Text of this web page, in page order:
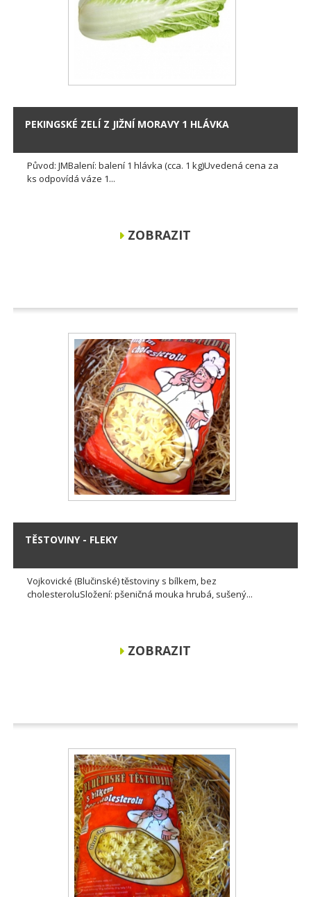
PEKINGSKÉ ZELÍ Z JIŽNÍ MORAVY 1 HLÁVKA
Původ: JMBalení: balení 1 hlávka (cca. 1 kg)Uvedená cena za
ks odpovídá váze 1...
ZOBRAZIT
TĚSTOVINY - FLEKY
Vojkovické (Blučinské) těstoviny s bílkem, bez
cholesteroluSložení: pšeničná mouka hrubá, sušený...
ZOBRAZIT